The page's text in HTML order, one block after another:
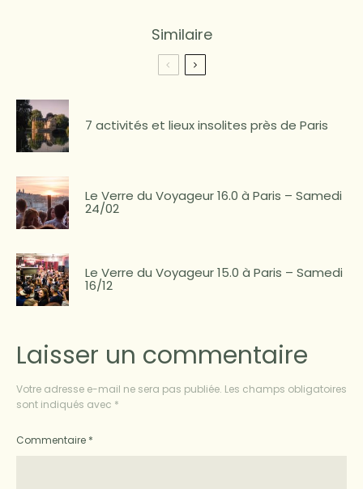
Similaire
7 activités et lieux insolites près de Paris
Le Verre du Voyageur 16.0 à Paris – Samedi
24/02
Le Verre du Voyageur 15.0 à Paris – Samedi
16/12
Laisser un commentaire
Votre adresse e-mail ne sera pas publiée. Les champs obligatoires
sont indiqués avec *
Commentaire *